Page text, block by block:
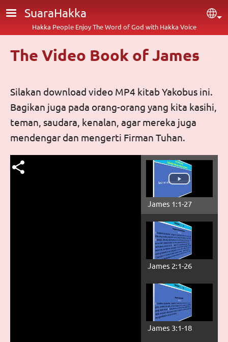
Skip to main content
SuaraHakka
Hakka People Enjoy The Word of God with Hakka Voice
The Video Book of James
Silakan download video MP4 kitab Yakobus ini.
Bagikan juga pada orang-orang yang kita kasihi,
teman, saudara, kenalan, agar mereka juga
mendengar dan mengerti Firman Tuhan.
James 1:1-27
James 2:1-26
James 3:1-18